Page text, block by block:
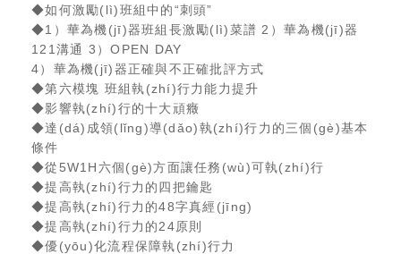
◆如何激勵(lì)班組中的“刺頭”
◆1）華為機(jī)器班組長激勵(lì)菜譜 2）華為機(jī)器
121溝通 3）OPEN DAY
4）華為機(jī)器正確與不正確批評方式
◆第六模塊 班組執(zhí)行力能力提升
◆影響執(zhí)行的十大頑癥
◆達(dá)成領(lǐng)導(dǎo)執(zhí)行力的三個(gè)基本
條件
◆從5W1H六個(gè)方面讓任務(wù)可執(zhí)行
◆提高執(zhí)行力的四把鑰匙
◆提高執(zhí)行力的48字真經(jīng)
◆提高執(zhí)行力的24原則
◆優(yōu)化流程保障執(zhí)行力